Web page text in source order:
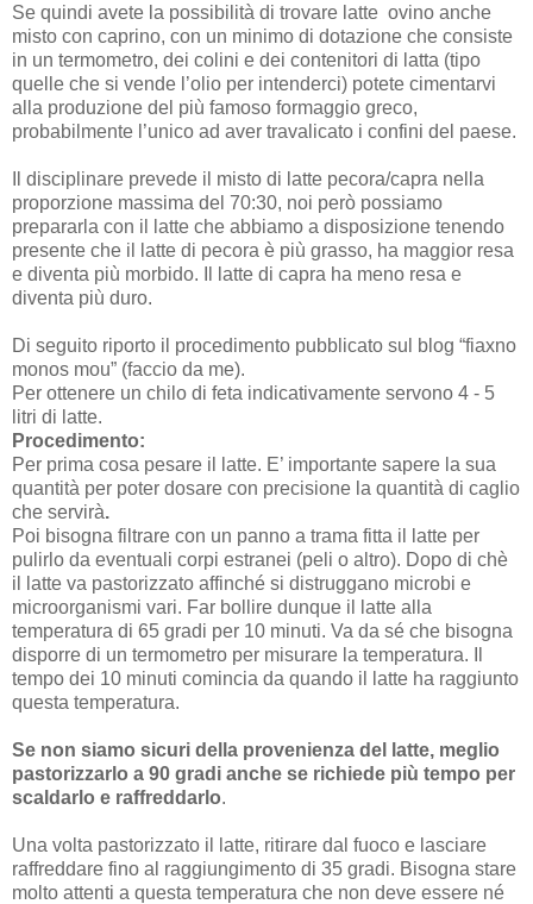
Se quindi avete la possibilità di trovare latte ovino anche
misto con caprino, con un minimo di dotazione che consiste
in un termometro, dei colini e dei contenitori di latta (tipo
quelle che si vende l’olio per intenderci) potete cimentarvi
alla produzione del più famoso formaggio greco,
probabilmente l’unico ad aver travalicato i confini del paese.
Il disciplinare prevede il misto di latte pecora/capra nella
proporzione massima del 70:30, noi però possiamo
prepararla con il latte che abbiamo a disposizione tenendo
presente che il latte di pecora è più grasso, ha maggior resa
e diventa più morbido. Il latte di capra ha meno resa e
diventa più duro.
Di seguito riporto il procedimento pubblicato sul blog “fiaxno
monos mou” (faccio da me).
Per ottenere un chilo di feta indicativamente servono 4 - 5
litri di latte.
Procedimento:
Per prima cosa pesare il latte. E’ importante sapere la sua
quantità per poter dosare con precisione la quantità di caglio
che servirà.
Poi bisogna filtrare con un panno a trama fitta il latte per
pulirlo da eventuali corpi estranei (peli o altro). Dopo di chè
il latte va pastorizzato affinché si distruggano microbi e
microorganismi vari. Far bollire dunque il latte alla
temperatura di 65 gradi per 10 minuti. Va da sé che bisogna
disporre di un termometro per misurare la temperatura. Il
tempo dei 10 minuti comincia da quando il latte ha raggiunto
questa temperatura.
Se non siamo sicuri della provenienza del latte, meglio
pastorizzarlo a 90 gradi anche se richiede più tempo per
scaldarlo e raffreddarlo.
Una volta pastorizzato il latte, ritirare dal fuoco e lasciare
raffreddare fino al raggiungimento di 35 gradi. Bisogna stare
molto attenti a questa temperatura che non deve essere né